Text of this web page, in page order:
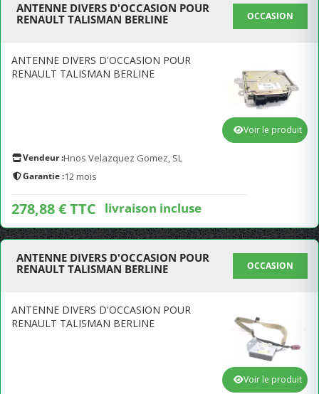
ANTENNE DIVERS D'OCCASION POUR
RENAULT TALISMAN BERLINE
OCCASION
ANTENNE DIVERS D'OCCASION POUR
RENAULT TALISMAN BERLINE
Vendeur :Hnos Velazquez Gomez, SL
Garantie :12 mois
278,88 € TTC livraison incluse
Voir le produit
ANTENNE DIVERS D'OCCASION POUR
RENAULT TALISMAN BERLINE
OCCASION
ANTENNE DIVERS D'OCCASION POUR
RENAULT TALISMAN BERLINE
Voir le produit